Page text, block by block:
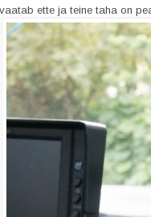
ette ja teine taha on